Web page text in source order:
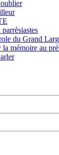
du Grand
mémoire au